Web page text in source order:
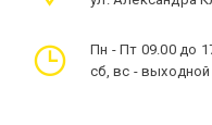
Пн - Пт 09.00 до
сб, вс - выходной